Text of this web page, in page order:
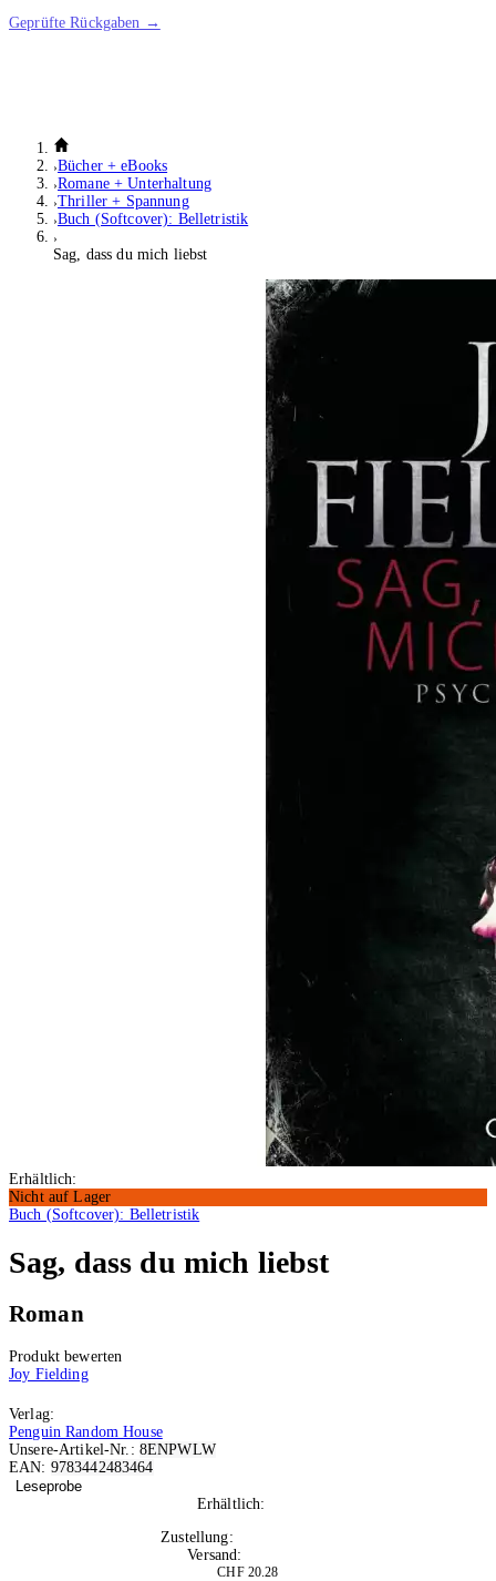
Geprüfte Rückgaben →
Bücher + eBooks
Romane + Unterhaltung
Thriller + Spannung
Buch (Softcover): Belletristik
Sag, dass du mich liebst
Erhältlich:
Nicht auf Lager
Buch (Softcover): Belletristik
Sag, dass du mich liebst
Roman
Produkt bewerten
Joy Fielding
Verlag:
Penguin Random House
Unsere-Artikel-Nr.: 8ENPWLW
EAN: 9783442483464
Leseprobe
Erhältlich:
Zustellung:
Versand:
CHF 20.28